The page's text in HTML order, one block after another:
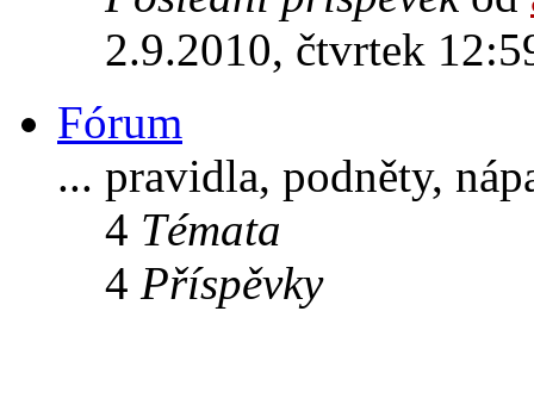
2.9.2010, čtvrtek
Fórum
... pravidla, podněty,
4 Témata
4 Příspěvky